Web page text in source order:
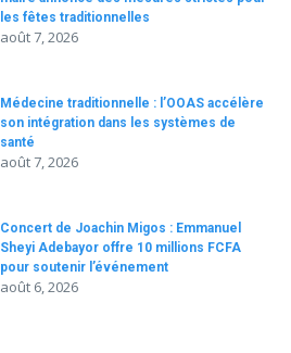
les fêtes traditionnelles
août 7, 2026
Médecine traditionnelle : l’OOAS accélère
son intégration dans les systèmes de
santé
août 7, 2026
Concert de Joachin Migos : Emmanuel
Sheyi Adebayor offre 10 millions FCFA
pour soutenir l’événement
août 6, 2026